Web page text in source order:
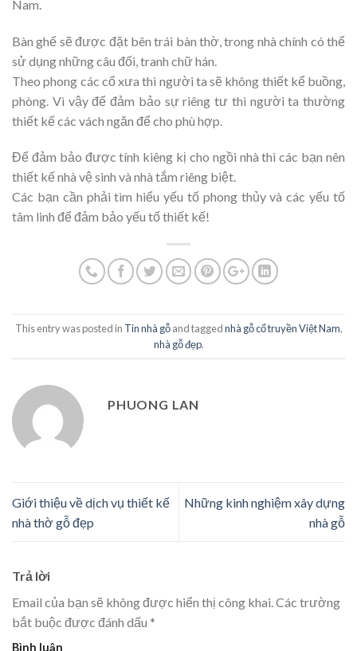
Nam.
Bàn ghế sẽ được đặt bên trái bàn thờ, trong nhà chính có thể
sử dụng những câu đối, tranh chữ hán.
Theo phong các cổ xưa thì người ta sẽ không thiết kể buồng,
phòng. Vì vậy để đảm bảo sự riêng tư thì người ta thường
thiết kế các vách ngăn để cho phù hợp.
Để đảm bảo được tính kiêng kị cho ngồi nhà thì các bạn nên
thiết kế nhà vệ sinh và nhà tắm riêng biệt.
Các bạn cần phải tìm hiểu yếu tố phong thủy và các yếu tố
tâm linh để đảm bảo yếu tố thiết kế!
This entry was posted in Tin nhà gỗand taggednhà gỗ cổ truyền Việt Nam,
nhà gỗ đẹp.
PHUONG LAN
Giới thiệu về dịch vụ thiết kế
nhà thờ gỗ đẹp
Những kinh nghiệm xây dựng
nhà gỗ
Trả lời
Email của bạn sẽ không được hiển thị công khai. Các trường
bắt buộc được đánh dấu *
Bình luận